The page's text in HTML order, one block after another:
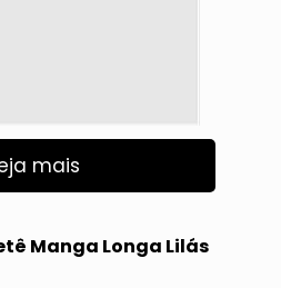
mais
Manga Longa Lilás